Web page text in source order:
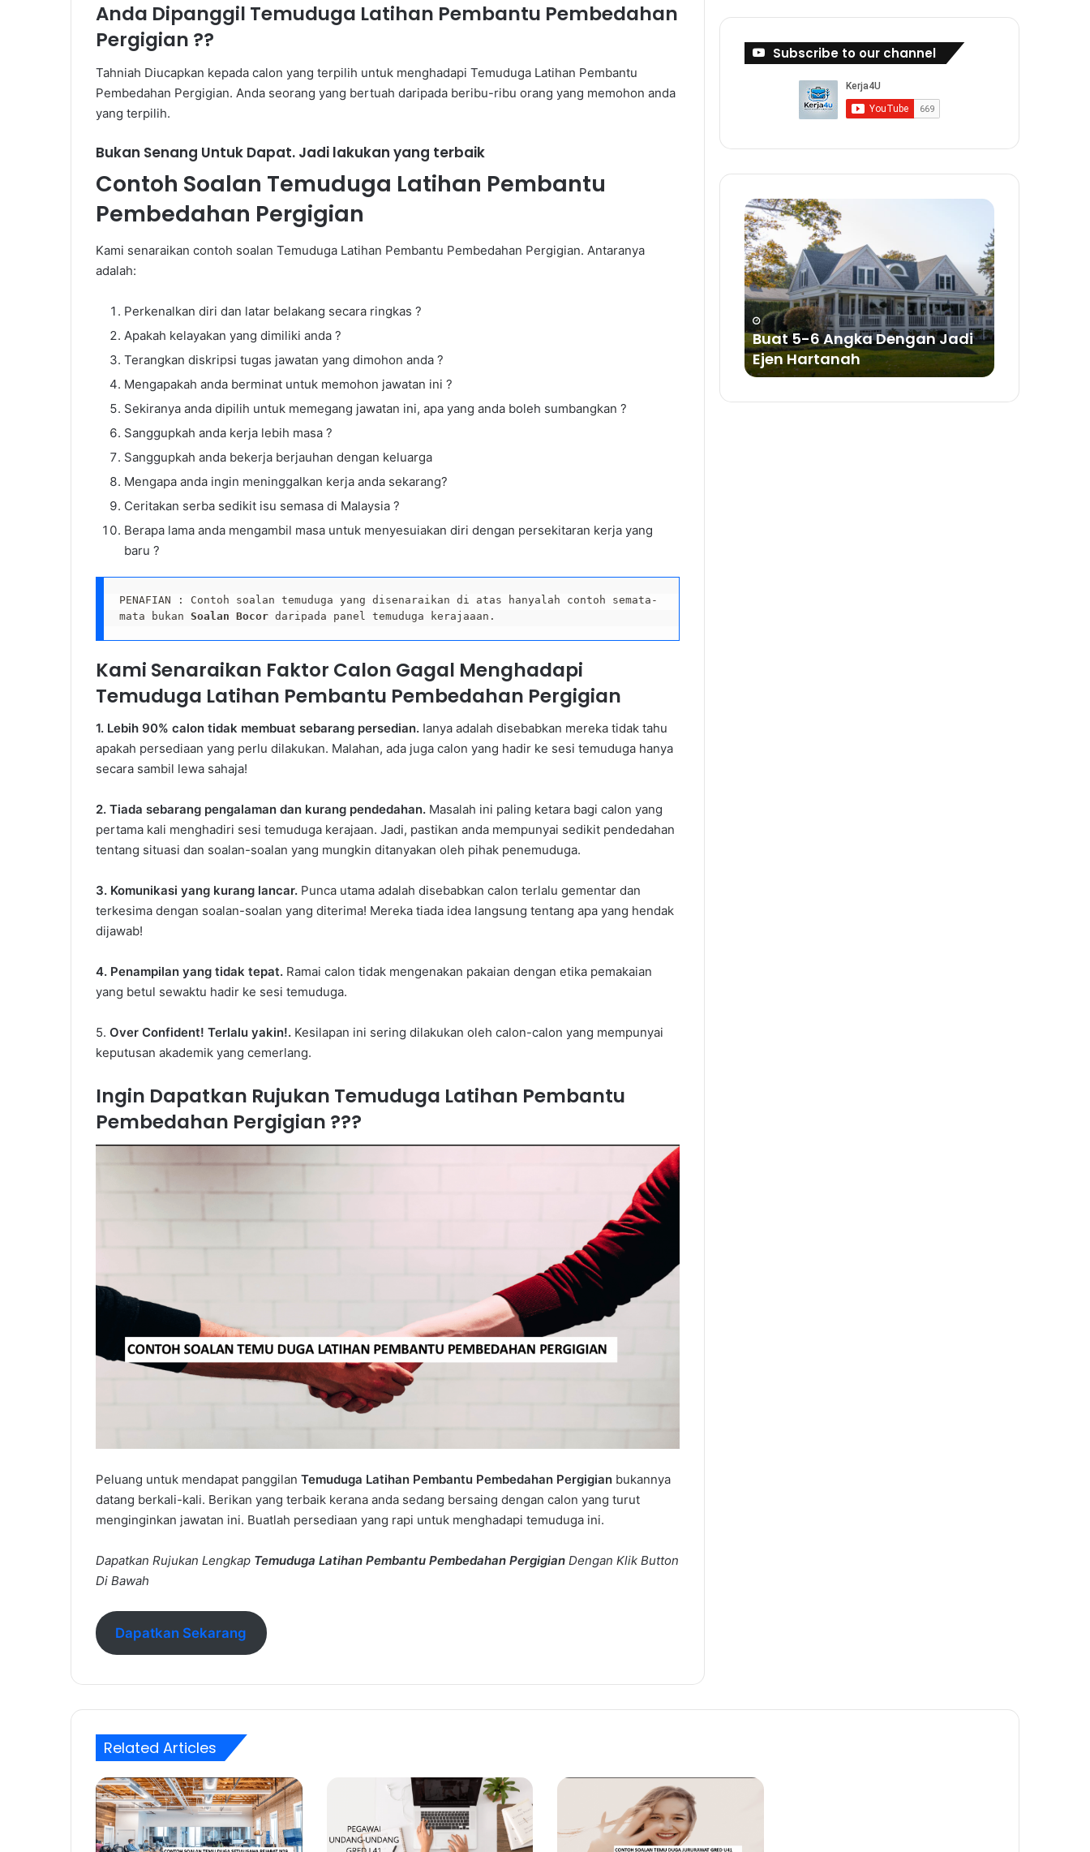
Anda Dipanggil Temuduga Latihan Pembantu Pembedahan
Pergigian ??
Tahniah Diucapkan kepada calon yang terpilih untuk menghadapi Temuduga Latihan Pembantu
Pembedahan Pergigian. Anda seorang yang bertuah daripada beribu-ribu orang yang memohon anda
yang terpilih.
Bukan Senang Untuk Dapat. Jadi lakukan yang terbaik
Contoh Soalan Temuduga Latihan Pembantu
Pembedahan Pergigian
Kami senaraikan contoh soalan Temuduga Latihan Pembantu Pembedahan Pergigian. Antaranya
adalah:
Perkenalkan diri dan latar belakang secara ringkas ?
Apakah kelayakan yang dimiliki anda ?
Terangkan diskripsi tugas jawatan yang dimohon anda ?
Mengapakah anda berminat untuk memohon jawatan ini ?
Sekiranya anda dipilih untuk memegang jawatan ini, apa yang anda boleh sumbangkan ?
Sanggupkah anda kerja lebih masa ?
Sanggupkah anda bekerja berjauhan dengan keluarga
Mengapa anda ingin meninggalkan kerja anda sekarang?
Ceritakan serba sedikit isu semasa di Malaysia ?
Berapa lama anda mengambil masa untuk menyesuiakan diri dengan persekitaran kerja yang
baru ?
PENAFIAN : Contoh soalan temuduga yang disenaraikan di atas hanyalah contoh semata-
mata bukan Soalan Bocor daripada panel temuduga kerajaaan.
Kami Senaraikan Faktor Calon Gagal Menghadapi
Temuduga Latihan Pembantu Pembedahan Pergigian
1. Lebih 90% calon tidak membuat sebarang persedian. Ianya adalah disebabkan mereka tidak tahu
apakah persediaan yang perlu dilakukan. Malahan, ada juga calon yang hadir ke sesi temuduga hanya
secara sambil lewa sahaja!
2. Tiada sebarang pengalaman dan kurang pendedahan. Masalah ini paling ketara bagi calon yang
pertama kali menghadiri sesi temuduga kerajaan. Jadi, pastikan anda mempunyai sedikit pendedahan
tentang situasi dan soalan-soalan yang mungkin ditanyakan oleh pihak penemuduga.
3. Komunikasi yang kurang lancar. Punca utama adalah disebabkan calon terlalu gementar dan
terkesima dengan soalan-soalan yang diterima! Mereka tiada idea langsung tentang apa yang hendak
dijawab!
4. Penampilan yang tidak tepat. Ramai calon tidak mengenakan pakaian dengan etika pemakaian
yang betul sewaktu hadir ke sesi temuduga.
5. Over Confident! Terlalu yakin!. Kesilapan ini sering dilakukan oleh calon-calon yang mempunyai
keputusan akademik yang cemerlang.
Ingin Dapatkan Rujukan Temuduga Latihan Pembantu
Pembedahan Pergigian ???
Peluang untuk mendapat panggilan Temuduga Latihan Pembantu Pembedahan Pergigian bukannya
datang berkali-kali. Berikan yang terbaik kerana anda sedang bersaing dengan calon yang turut
menginginkan jawatan ini. Buatlah persediaan yang rapi untuk menghadapi temuduga ini.
Dapatkan Rujukan Lengkap Temuduga Latihan Pembantu Pembedahan Pergigian Dengan Klik Button
Di Bawah
Dapatkan Sekarang
Subscribe to our channel
Cara
Settle
PTPTN
Cara Settle Hutang PTPTN
Kerajaan:
Popular
Buat
5-
6
Angka
Dengan
Jadi
Ejen
Hartanah
Buat 5-6 Angka Dengan Jadi
Ejen Hartanah
Buat
Dengan
Bisnes
Sabun
Related Articles